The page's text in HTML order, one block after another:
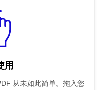
用
从未如此简单。拖入您